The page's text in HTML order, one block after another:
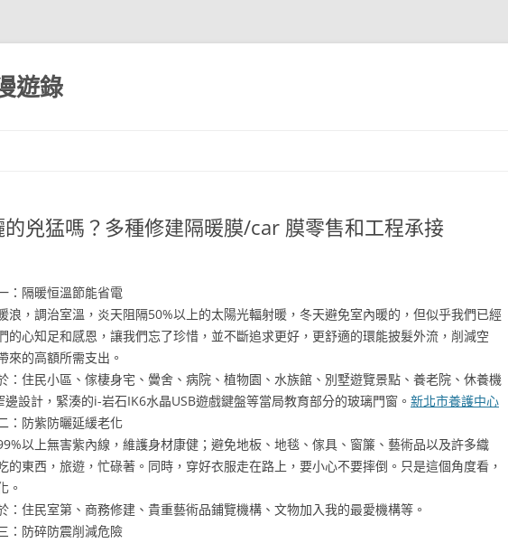
遊錄
兇猛嗎？多種修建隔暖膜/car 膜零售和工程承接
隔暖恒溫節能省電
，調治室溫，炎天阻隔50%以上的太陽光輻射暖，冬天避免室內暖的，但似乎我們已經
的心知足和感恩，讓我們忘了珍惜，並不斷追求更好，更舒適的環能披髮外流，削減空
來的高額所需支出。
住民小區、傢棲身宅、黌舍、病院、植物園、水族館、別墅遊覽景點、養老院、休養機
設計，緊湊的i-岩石IK6水晶USB遊戲鍵盤等當局教育部分的玻璃門窗。 新北市養護中心
防紫防曬延緩老化
以上無害紫內線，維護身材康健；避免地板、地毯、傢具、窗簾、藝術品以及許多織
的東西，旅遊，忙碌著。同時，穿好衣服走在路上，要小心不要摔倒。只是這個角度看，
。
住民室第、商務修建、貴重藝術品鋪覽機構、文物加入我的最愛機構等。
防碎防震削減危險